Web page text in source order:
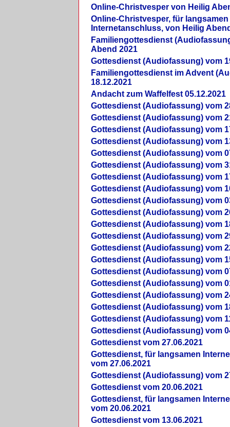
Online-Christvesper von Heilig
Online-Christvesper, für langsamen
Internetanschluss, von Heilig
Familiengottesdienst
Abend 2021
Gottesdienst (Audiofassung) vom
Familiengottesdienst im Advent
18.12.2021
Andacht zum Waffelfest 05.12.2021
Gottesdienst (Audiofassung) vom
Gottesdienst (Audiofassung) vom
Gottesdienst (Audiofassung) vom
Gottesdienst (Audiofassung) vom
Gottesdienst (Audiofassung) vom
Gottesdienst (Audiofassung) vom
Gottesdienst (Audiofassung) vom
Gottesdienst (Audiofassung) vom
Gottesdienst (Audiofassung) vom
Gottesdienst (Audiofassung) vom
Gottesdienst (Audiofassung) vom
Gottesdienst (Audiofassung) vom
Gottesdienst (Audiofassung) vom
Gottesdienst (Audiofassung) vom
Gottesdienst (Audiofassung) vom
Gottesdienst (Audiofassung) vom
Gottesdienst (Audiofassung) vom
Gottesdienst (Audiofassung) vom
Gottesdienst (Audiofassung) vom
Gottesdienst (Audiofassung) vom
Gottesdienst vom 27.06.2021
Gottesdienst, für langsamen
vom 27.06.2021
Gottesdienst (Audiofassung) vom
Gottesdienst vom 20.06.2021
Gottesdienst, für langsamen
vom 20.06.2021
Gottesdienst vom 13.06.2021